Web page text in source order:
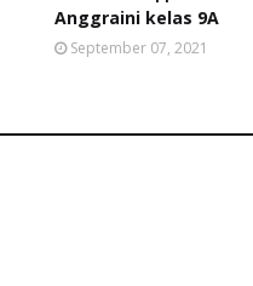
Anggraini kelas 9A
September 07, 2021